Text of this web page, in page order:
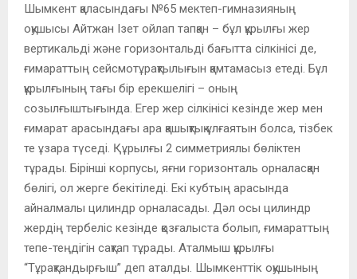
Шымкент қаласындағы №65 мектеп-гимназияның
оқушысы Айтжан Ізет ойлап тапқан – бұл құрылғы жер
вертикальді және горизонтальді бағытта сілкінісі де,
ғимараттың сейсмотұрақтылығын қамтамасыз етеді. Бұл
құрылғының тағы бір ерекшелігі – оның
созылғыштығында. Егер жер сілкінісі кезінде жер мен
ғимарат арасындағы ара қашықтық ұлғаятын болса, тізбек
те ұзара түседі. Құрылғы 2 симметриялы бөліктен
тұрады. Бірінші корпусы, яғни горизонталь орналасқан
бөлігі, ол жерге бекітіледі. Екі кубтың арасында
айналмалы цилиндр орналасады. Дәл осы цилиндр
жердің тербеліс кезінде қозғалыста болып, ғимараттың
тепе-теңдігін сақтап тұрады. Аталмыш құрылғы
“Тұрақтандырғыш” деп аталды. Шымкенттік оқушының